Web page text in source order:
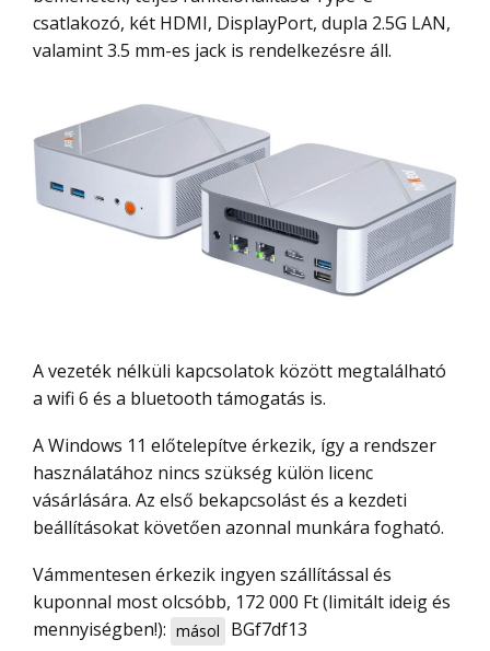
csatlakozó, két HDMI, DisplayPort, dupla 2.5G LAN,
valamint 3.5 mm-es jack is rendelkezésre áll.
A vezeték nélküli kapcsolatok között megtalálható
a wifi 6 és a bluetooth támogatás is.
A Windows 11 előtelepítve érkezik, így a rendszer
használatához nincs szükség külön licenc
vásárlására. Az első bekapcsolást és a kezdeti
beállításokat követően azonnal munkára fogható.
Vámmentesen érkezik ingyen szállítással és
kuponnal most olcsóbb, 172 000 Ft (limitált ideig és
mennyiségben!): másol BGf7df13